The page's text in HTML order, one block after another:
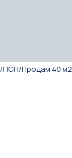
/ПСН/Продам 40 м2